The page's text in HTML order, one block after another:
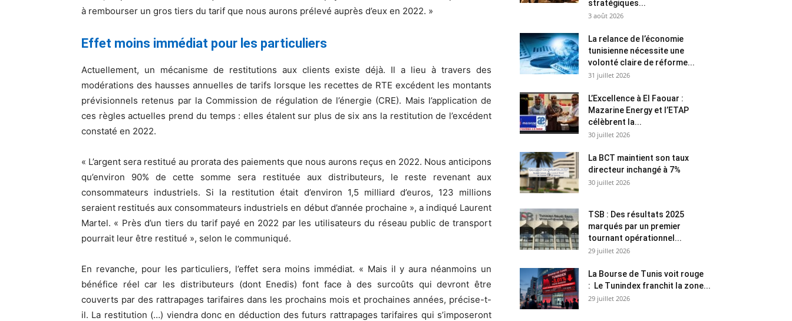
à rembourser un gros tiers du tarif que nous aurons prélevé auprès d’eux en 2022. »
Effet moins immédiat pour les particuliers
Actuellement, un mécanisme de restitutions aux clients existe déjà. Il a lieu à travers des
modérations des hausses annuelles de tarifs lorsque les recettes de RTE excédent les montants
prévisionnels retenus par la Commission de régulation de l’énergie (CRE). Mais l’application de
ces règles actuelles prend du temps : elles étalent sur plus de six ans la restitution de l’excédent
constaté en 2022.
« L’argent sera restitué au prorata des paiements que nous aurons reçus en 2022. Nous anticipons
qu’environ 90% de cette somme sera restituée aux distributeurs, le reste revenant aux
consommateurs industriels. Si la restitution était d’environ 1,5 milliard d’euros, 123 millions
seraient restitués aux consommateurs industriels en début d’année prochaine », a indiqué Laurent
Martel. « Près d’un tiers du tarif payé en 2022 par les utilisateurs du réseau public de transport
pourrait leur être restitué », selon le communiqué.
En revanche, pour les particuliers, l’effet sera moins immédiat. « Mais il y aura néanmoins un
bénéfice réel car les distributeurs (dont Enedis) font face à des surcoûts qui devront être
couverts par des rattrapages tarifaires dans les prochains mois et prochaines années, précise-t-
il. La restitution (…) viendra donc en déduction des futurs rattrapages tarifaires qui s’imposeront
stratégiques...
3 août 2026
La relance de l’économie
tunisienne nécessite une
volonté claire de réforme...
31 juillet 2026
L’Excellence à El Faouar :
Mazarine Energy et l’ETAP
célèbrent la...
30 juillet 2026
La BCT maintient son taux
directeur inchangé à 7%
30 juillet 2026
TSB : Des résultats 2025
marqués par un premier
tournant opérationnel...
29 juillet 2026
La Bourse de Tunis voit rouge
: Le Tunindex franchit la zone...
29 juillet 2026